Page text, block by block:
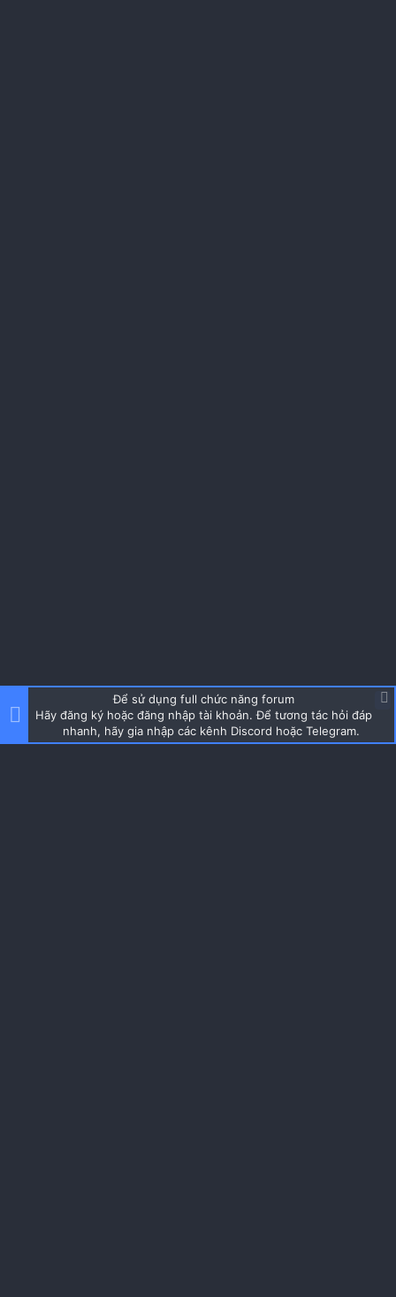
Để sử dụng full chức năng forum
Hãy đăng ký hoặc đăng nhập tài khoản. Để tương tác hỏi đáp
nhanh, hãy gia nhập các kênh Discord hoặc Telegram.